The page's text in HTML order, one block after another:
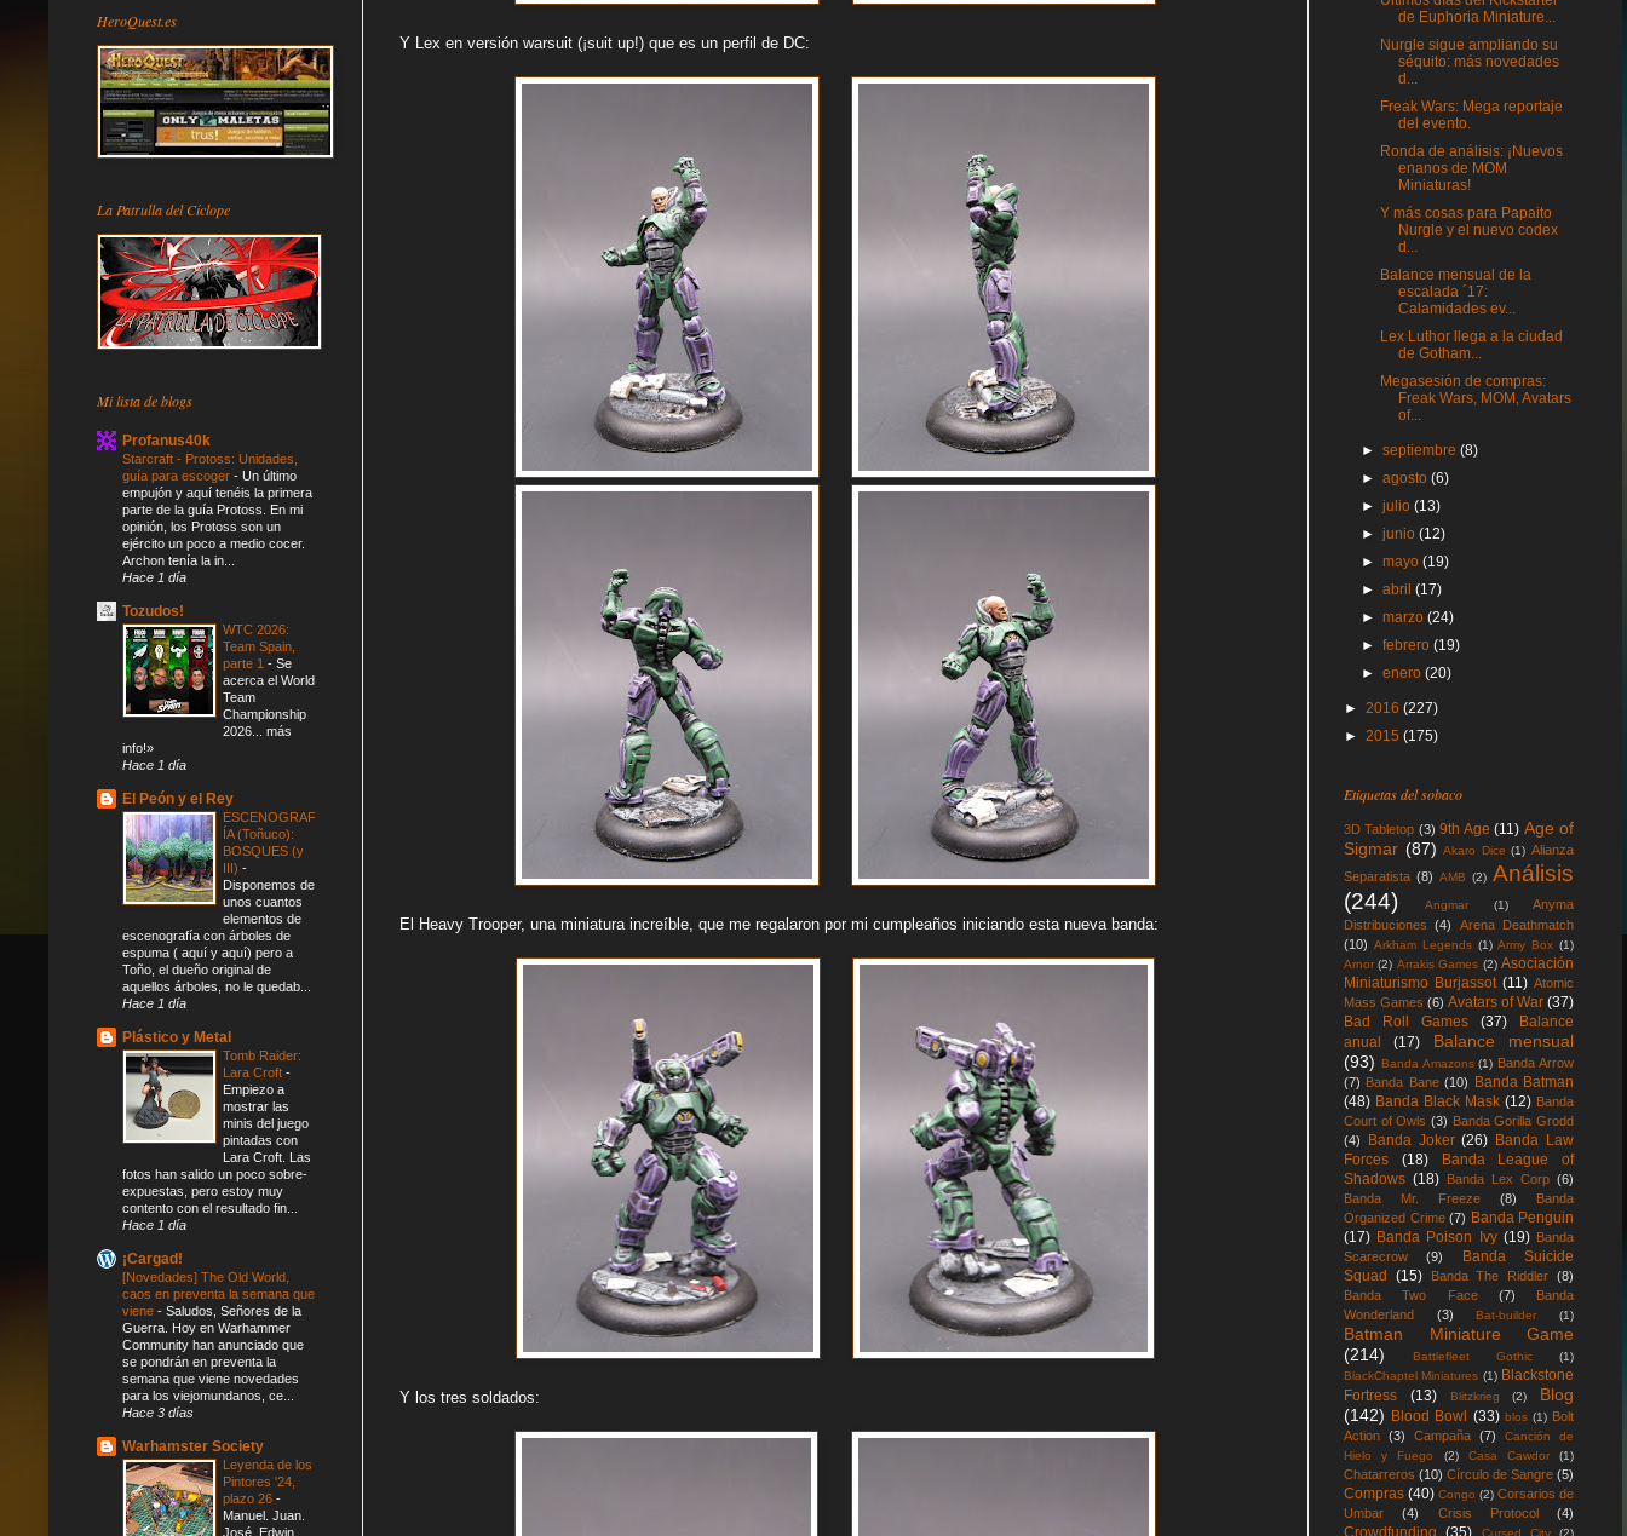
Y Lex en versión warsuit (¡suit up!) que es un perfil de DC:
El Heavy Trooper, una miniatura increíble, que me regalaron por mi cumpleaños iniciando esta nueva banda:
Y los tres soldados:
HeroQuest.es
La Patrulla del Cíclope
Mi lista de blogs
Profanus40k
Starcraft - Protoss: Unidades,
guía para escoger - Un último
empujón y aquí tenéis la primera
parte de la guía Protoss. En mi
opinión, los Protoss son un
ejército un poco a medio cocer.
Archon tenía la in...
Hace 1 día
Tozudos!
WTC 2026:
Team Spain,
parte 1 - Se
acerca el World
Team
Championship
2026... más
info!»
Hace 1 día
El Peón y el Rey
ESCENOGRAF
ÍA (Toñuco):
BOSQUES (y
III) -
Disponemos de
unos cuantos
elementos de
escenografía con árboles de
espuma ( aquí y aquí) pero a
Toño, el dueño original de
aquellos árboles, no le quedab...
Hace 1 día
Plástico y Metal
Tomb Raider:
Lara Croft -
Empiezo a
mostrar las
minis del juego
pintadas con
Lara Croft. Las
fotos han salido un poco sobre-
expuestas, pero estoy muy
contento con el resultado fin...
Hace 1 día
¡Cargad!
[Novedades] The Old World,
caos en preventa la semana que
viene - Saludos, Señores de la
Guerra. Hoy en Warhammer
Community han anunciado que
se pondrán en preventa la
semana que viene novedades
para los viejomundanos, ce...
Hace 3 días
Warhamster Society
Leyenda de los
Pintores '24,
plazo 26 -
Manuel. Juan.
José. Edwin.
de Euphoria Miniature...
Nurgle sigue ampliando su
séquito: más novedades
d...
Freak Wars: Mega reportaje
del evento.
Ronda de análisis: ¡Nuevos
enanos de MOM
Miniaturas!
Y más cosas para Papaito
Nurgle y el nuevo codex
d...
Balance mensual de la
escalada ´17:
Calamidades ev...
Lex Luthor llega a la ciudad
de Gotham...
Megasesión de compras:
Freak Wars, MOM, Avatars
of...
►septiembre(8)
►agosto(6)
►julio(13)
►junio(12)
►mayo(19)
►abril(17)
►marzo(24)
►febrero(19)
►enero(20)
► 2016 (227)
► 2015 (175)
Etiquetas del sobaco
3D Tabletop (3) 9th Age (11) Age of
Sigmar (87) Akaro Dice (1) Alianza
Separatista (8) AMB (2) Análisis
(244)
Angmar (1)
Anyma
Distribuciones
(4)
Arena Deathmatch
(10) Arkham Legends (1) Army Box (1)
Arnor (2) Arrakis Games (2) Asociación
Miniaturismo Burjassot (11) Atomic
Mass Games (6) Avatars of War (37)
Bad Roll Games
(37)
Balance
anual
(17)
Balance mensual
(93)
Banda Amazons (1) Banda Arrow
(7) Banda Bane (10)
Banda Batman
(48) Banda Black Mask (12) Banda
Court of Owls (3) Banda Gorilla Grodd
(4)
Banda Joker (26) Banda Law
Forces
(18)
Banda League of
Shadows (18) Banda Lex Corp (6)
Banda Mr. Freeze
(8)
Banda
Organized Crime (7) Banda Penguin
(17) Banda Poison Ivy (19) Banda
Scarecrow
(9)
Banda Suicide
Squad
(15) Banda The Riddler (8)
Banda Two Face
(7)
Banda
Wonderland
(3) Bat-builder (1)
Batman Miniature Game
(214)
Battlefleet Gothic
(1)
BlackChaptel Miniatures (1) Blackstone
Fortress
(13) Blitzkrieg (2)
Blog
(142) Blood Bowl (33) blos (1) Bolt
Action (3) Campaña (7)
Canción de
Hielo y Fuego
(2) Casa Cawdor (1)
Chatarreros (10) Círculo de Sangre (5)
Compras (40) Congo (2) Corsarios de
Umbar
(4) Crisis Protocol (4)
Crowdfunding (35) Cursed City (2)